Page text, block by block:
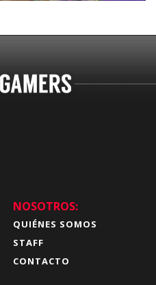
NOSOTROS:
QUIÉNES SOMOS
STAFF
CONTACTO